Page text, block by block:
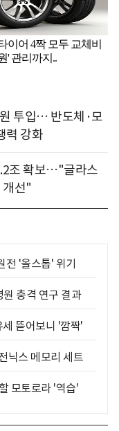
투입… 반도체·모
력 강화
조 확보…"글라스
개선"
'올스톱' 위기
충격 연구 결과
뜯어보니 '깜짝'
닉스 메모리 세트
모토로라 '역습'